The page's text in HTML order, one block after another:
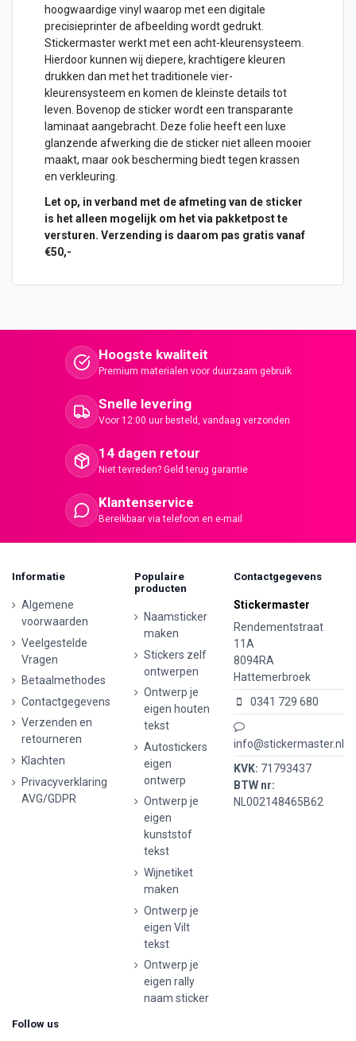
hoogwaardige vinyl waarop met een digitale
precisieprinter de afbeelding wordt gedrukt.
Stickermaster werkt met een acht-kleurensysteem.
Hierdoor kunnen wij diepere, krachtigere kleuren
drukken dan met het traditionele vier-
kleurensysteem en komen de kleinste details tot
leven. Bovenop de sticker wordt een transparante
laminaat aangebracht. Deze folie heeft een luxe
glanzende afwerking die de sticker niet alleen mooier
maakt, maar ook bescherming biedt tegen krassen
en verkleuring.
Let op, in verband met de afmeting van de sticker
is het alleen mogelijk om het via pakketpost te
versturen. Verzending is daarom pas gratis vanaf
€50,-
Hoogste kwaliteit
Premium materialen voor duurzaam gebruik
Snelle levering
Voor 12:00 uur besteld, vandaag verzonden
14 dagen retour
Niet tevreden? Geld terug garantie
Klantenservice
Bereikbaar via telefoon en e-mail
Informatie
Algemene
voorwaarden
Veelgestelde
Vragen
Betaalmethodes
Contactgegevens
Verzenden en
retourneren
Klachten
Privacyverklaring
AVG/GDPR
Populaire
producten
Naamsticker
maken
Stickers zelf
ontwerpen
Ontwerp je
eigen houten
tekst
Autostickers
eigen
ontwerp
Ontwerp je
eigen
kunststof
tekst
Wijnetiket
maken
Ontwerp je
eigen Vilt
tekst
Ontwerp je
eigen rally
naam sticker
Contactgegevens
Stickermaster
Rendementstraat
11A
8094RA
Hattemerbroek
0341 729 680
info@stickermaster.nl
KVK: 71793437
BTW nr:
NL002148465B62
Follow us